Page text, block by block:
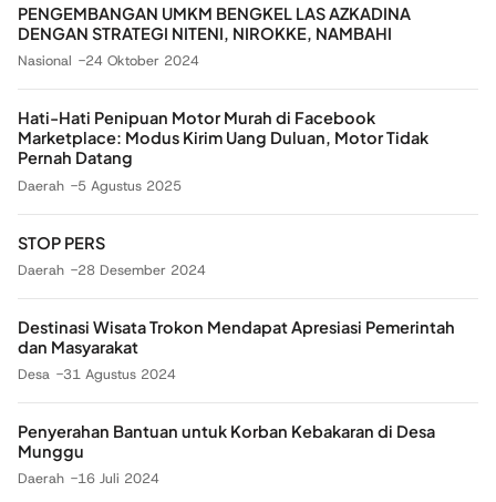
PENGEMBANGAN UMKM BENGKEL LAS AZKADINA
DENGAN STRATEGI NITENI, NIROKKE, NAMBAHI
Nasional 24 Oktober 2024
Hati-Hati Penipuan Motor Murah di Facebook
Marketplace: Modus Kirim Uang Duluan, Motor Tidak
Pernah Datang
Daerah 5 Agustus 2025
STOP PERS
Daerah 28 Desember 2024
Destinasi Wisata Trokon Mendapat Apresiasi Pemerintah
dan Masyarakat
Desa 31 Agustus 2024
Penyerahan Bantuan untuk Korban Kebakaran di Desa
Munggu
Daerah 16 Juli 2024